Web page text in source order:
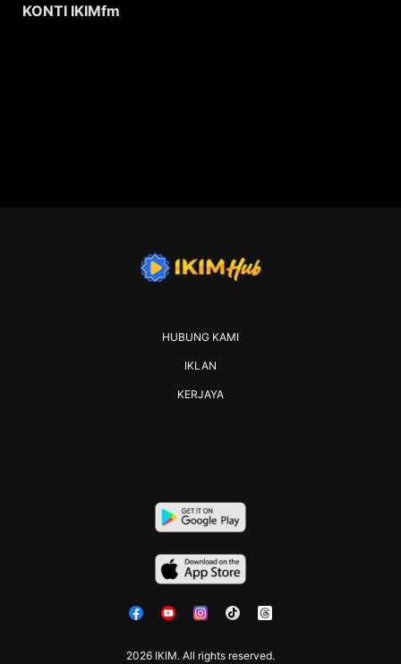
KONTI IKIMfm
2026 IKIM. All rights reserved.
HUBUNG KAMI
IKLAN
KERJAYA